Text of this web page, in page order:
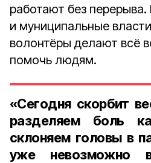
работают без
и муниципальные
волонтёры делают всё
помочь людям.
«Сегодня скорбит
разделяем боль
склоняем головы в
уже невозможно